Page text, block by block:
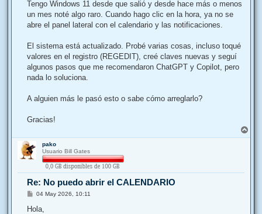
j
Tengo Windows 11 desde que salió y desde hace más o menos
un mes noté algo raro. Cuando hago clic en la hora, ya no se
abre el panel lateral con el calendario y las notificaciones.
El sistema está actualizado. Probé varias cosas, incluso toqué
valores en el registro (REGEDIT), creé claves nuevas y seguí
algunos pasos que me recomendaron ChatGPT y Copilot, pero
nada lo soluciona.
A alguien más le pasó esto o sabe cómo arreglarlo?
Gracias!
r
pako
Usuario Bill Gates
Re: No puedo abrir el CALENDARIO
M
n
04 May 2026, 10:11
Hola,